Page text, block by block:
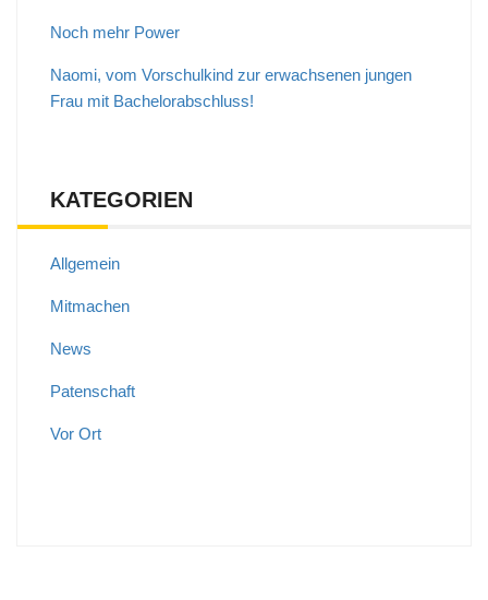
Noch mehr Power
Naomi, vom Vorschulkind zur erwachsenen jungen
Frau mit Bachelorabschluss!
KATEGORIEN
Allgemein
Mitmachen
News
Patenschaft
Vor Ort